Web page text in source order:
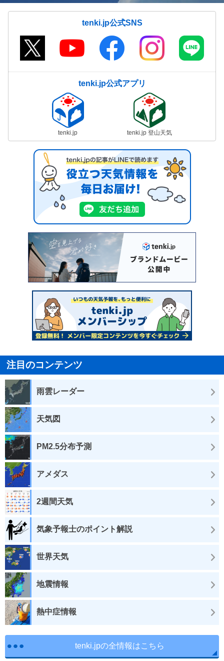
tenki.jp公式SNS
tenki.jp公式アプリ
tenki.jp tenki.jp 登山天気
注目のコンテンツ
雨雲レーダー
天気図
PM2.5分布予測
アメダス
2週間天気
気象予報士のポイント解説
世界天気
地震情報
熱中症情報
tenki.jpの全情報はこちら